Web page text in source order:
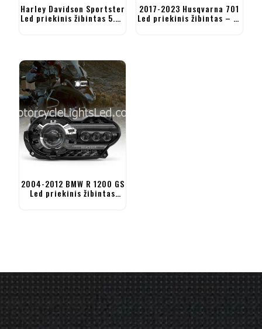
Harley Davidson Sportster
Led priekinis žibintas 5.75
2017-2023 Husqvarna 701
Led priekinis žibintas – FE
2004-2012 BMW R 1200 GS
Led priekinis žibintas